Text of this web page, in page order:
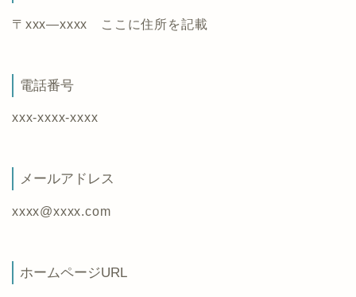
〒xxx―xxxx ここに住所を記載
電話番号
xxx-xxxx-xxxx
メールアドレス
xxxx@xxxx.com
ホームページURL